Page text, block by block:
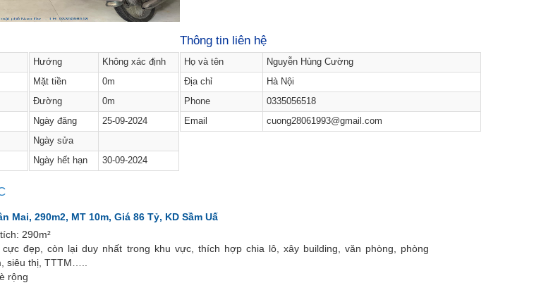
Hướng
Không xác định
Mặt tiền
0m
Đường
0m
Ngày đăng
25-09-2024
Ngày sửa
Ngày hết hạn
30-09-2024
Thông tin liên hệ
Họ và tên
Nguyễn Hùng Cường
Địa chỉ
Hà Nội
Phone
0335056518
Email
cuong28061993@gmail.com
Mai, 290m2, MT 10m, Giá 86 Tỷ, KD Sầm Uấ
290m²
đẹp, còn lại duy nhất trong khu vực, thích hợp chia lô, xây building, văn phòng, phòng
siêu thị, TTTM…..
rộng